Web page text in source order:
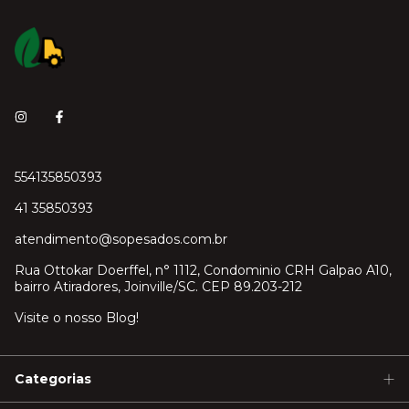
554135850393
41 35850393
atendimento@sopesados.com.br
Rua Ottokar Doerffel, n° 1112, Condominio CRH Galpao A10,
bairro Atiradores, Joinville/SC. CEP 89.203-212
Visite o nosso Blog!
Categorias